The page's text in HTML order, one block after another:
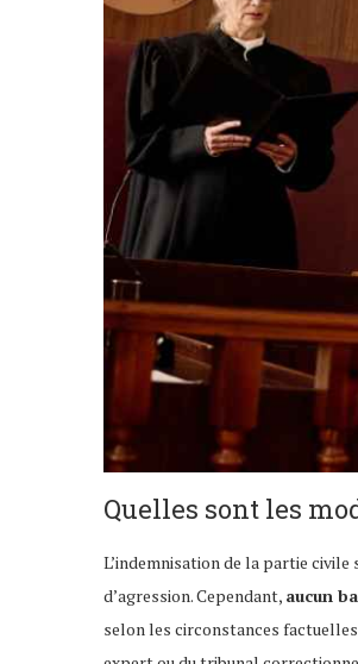
Quelles sont les
L’indemnisation de la partie civile
d’agression. Cependant, aucun
selon les circonstances